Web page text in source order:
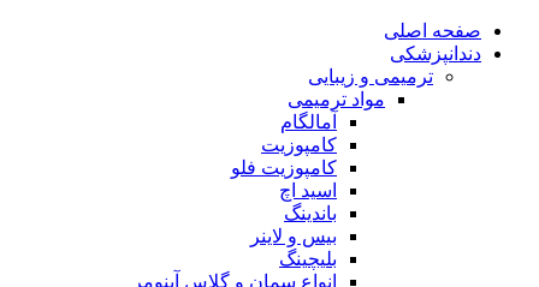
صفحه اصلی
دندانپزشکی
ترمیمی و زیبایی
مواد ترمیمی
آمالگام
کامپوزیت
کامپوزیت فلو
اسید اچ
باندینگ
بیس و لاینر
بلیچینگ
انواع سمان و گلاس آینومر